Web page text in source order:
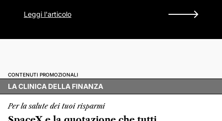
Leggi l'articolo
CONTENUTI PROMOZIONALI
LA CLINICA DELLA FINANZA
Per la salute dei tuoi risparmi